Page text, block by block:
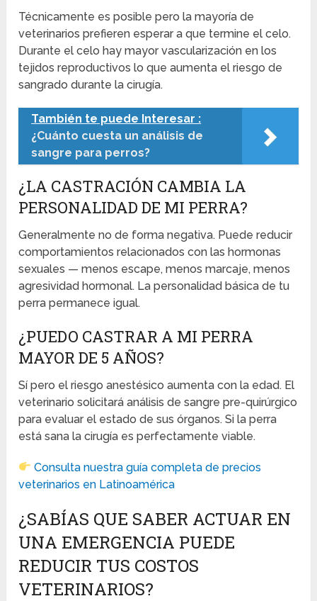
Técnicamente es posible pero la mayoría de
veterinarios prefieren esperar a que termine el celo.
Durante el celo hay mayor vascularización en los
tejidos reproductivos lo que aumenta el riesgo de
sangrado durante la cirugía.
También te puede Interesar :
¿Cuánto cuesta un análisis de
sangre para perros?
¿LA CASTRACIÓN CAMBIA LA
PERSONALIDAD DE MI PERRA?
Generalmente no de forma negativa. Puede reducir
comportamientos relacionados con las hormonas
sexuales — menos escape, menos marcaje, menos
agresividad hormonal. La personalidad básica de tu
perra permanece igual.
¿PUEDO CASTRAR A MI PERRA
MAYOR DE 5 AÑOS?
Sí pero el riesgo anestésico aumenta con la edad. El
veterinario solicitará análisis de sangre pre-quirúrgico
para evaluar el estado de sus órganos. Si la perra
está sana la cirugía es perfectamente viable.
Consulta nuestra guía completa de precios
veterinarios en Latinoamérica
¿SABÍAS QUE SABER ACTUAR EN
UNA EMERGENCIA PUEDE
REDUCIR TUS COSTOS
VETERINARIOS?